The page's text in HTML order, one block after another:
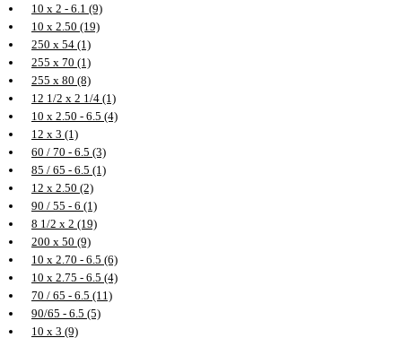
10 х 2 - 6.1 (9)
10 х 2.50 (19)
250 х 54 (1)
255 х 70 (1)
255 х 80 (8)
12 1/2 х 2 1/4 (1)
10 х 2.50 - 6.5 (4)
12 х 3 (1)
60 / 70 - 6.5 (3)
85 / 65 - 6.5 (1)
12 х 2.50 (2)
90 / 55 - 6 (1)
8 1/2 х 2 (19)
200 х 50 (9)
10 х 2.70 - 6.5 (6)
10 х 2.75 - 6.5 (4)
70 / 65 - 6.5 (11)
90/65 - 6.5 (5)
10 х 3 (9)